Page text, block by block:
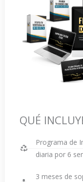
QUÉ
Programa de
diaria por 6
3 meses de